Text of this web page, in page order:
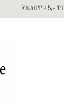
FRAGT 45,-